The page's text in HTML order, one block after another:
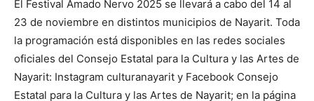
El Festival Amado Nervo 2025 se llevará a cabo del 14 al
23 de noviembre en distintos municipios de Nayarit. Toda
la programación está disponibles en las redes sociales
oficiales del Consejo Estatal para la Cultura y las Artes de
Nayarit: Instagram culturanayarit y Facebook Consejo
Estatal para la Cultura y las Artes de Nayarit; en la página